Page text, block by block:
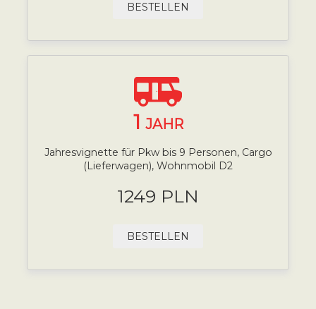
BESTELLEN
1 JAHR
Jahresvignette für Pkw bis 9 Personen, Cargo
(Lieferwagen), Wohnmobil D2
1249 PLN
BESTELLEN